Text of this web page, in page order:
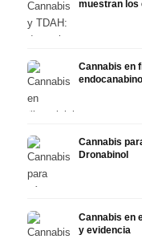
muestran los
Cannabis en
Cannabis
Dronabinol
Cannabis en
y evidencia